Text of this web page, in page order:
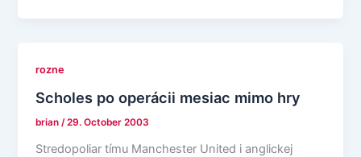
rozne
Scholes po operácii mesiac mimo hry
brian/29. October 2003
Stredopoliar tímu Manchester United i anglickej